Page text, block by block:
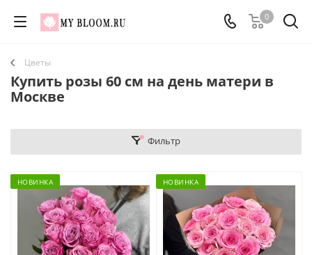
0
Цветы
Купить розы 60 см на день матери в
Москве
Фильтр
НОВИНКА НОВИНКА